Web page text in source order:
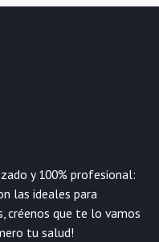
y 100% profesional:
las ideales para
que te lo vamos
tu salud!